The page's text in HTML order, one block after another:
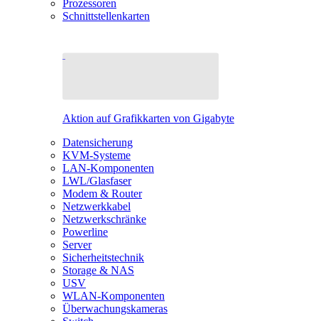
Prozessoren
Schnittstellenkarten
Aktion auf Grafikkarten von Gigabyte
Datensicherung
KVM-Systeme
LAN-Komponenten
LWL/Glasfaser
Modem & Router
Netzwerkkabel
Netzwerkschränke
Powerline
Server
Sicherheitstechnik
Storage & NAS
USV
WLAN-Komponenten
Überwachungskameras